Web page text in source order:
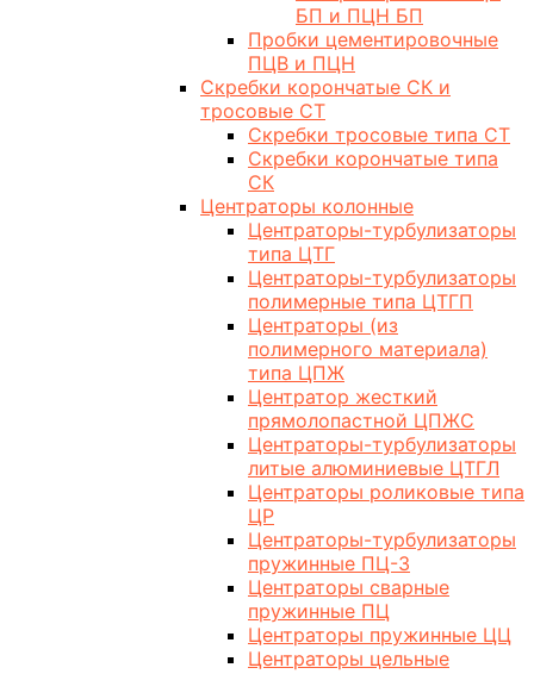
БП и ПЦН БП
Пробки цементировочные
ПЦВ и ПЦН
Скребки корончатые СК и
тросовые СТ
Скребки тросовые типа СТ
Скребки корончатые типа
СК
Центраторы колонные
Центраторы-турбулизаторы
типа ЦТГ
Центраторы-турбулизаторы
полимерные типа ЦТГП
Центраторы (из
полимерного материала)
типа ЦПЖ
Центратор жесткий
прямолопастной ЦПЖС
Центраторы-турбулизаторы
литые алюминиевые ЦТГЛ
Центраторы роликовые типа
ЦР
Центраторы-турбулизаторы
пружинные ПЦ-3
Центраторы сварные
пружинные ПЦ
Центраторы пружинные ЦЦ
Центраторы цельные